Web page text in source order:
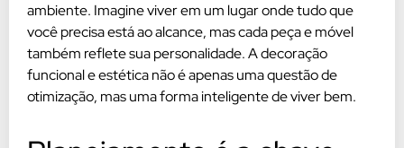
ambiente. Imagine viver em um lugar onde tudo que
você precisa está ao alcance, mas cada peça e móvel
também reflete sua personalidade. A decoração
funcional e estética não é apenas uma questão de
otimização, mas uma forma inteligente de viver bem.